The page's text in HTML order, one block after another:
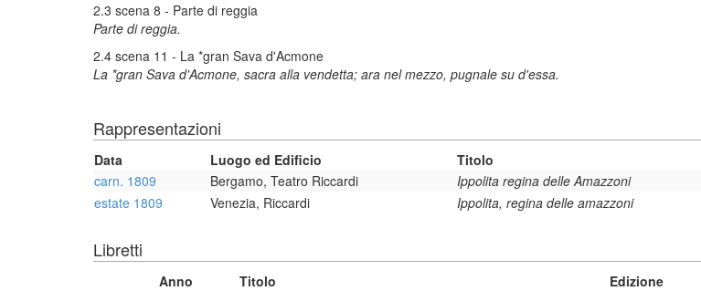
2.3 scena 8 - Parte di reggia
Parte di reggia.
2.4 scena 11 - La *gran Sava d'Acmone
La *gran Sava d'Acmone, sacra alla vendetta; ara nel mezzo, pugnale su d'essa.
Rappresentazioni
Data Luogo ed Edificio Titolo
carn. 1809
Bergamo, Teatro Riccardi Ippolita regina delle Amazzoni
estate 1809
Venezia, Riccardi Ippolita, regina delle amazzoni
Libretti
Anno Titolo Edizione